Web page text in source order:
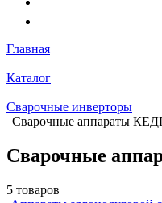
Главная
Каталог
Сварочные инверторы
Сварочные аппараты
Сварочные
5 товаров